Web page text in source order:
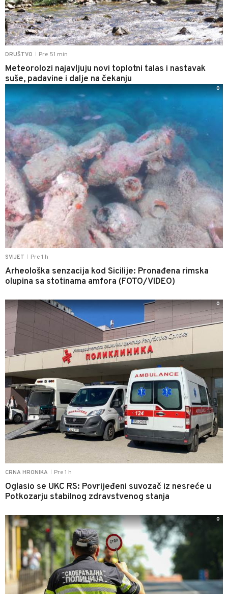
DRUŠTVO Pre 51 min
Meteorolozi najavljuju novi toplotni talas i nastavak
suše, padavine i dalje na čekanju
SVIJET Pre 1 h
Arheološka senzacija kod Sicilije: Pronađena rimska
olupina sa stotinama amfora (FOTO/VIDEO)
0
CRNA HRONIKA Pre 1 h
Oglasio se UKC RS: Povrijeđeni suvozač iz nesreće u
Potkozarju stabilnog zdravstvenog stanja
0
0